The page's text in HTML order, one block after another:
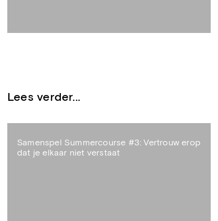
Lees verder...
Samenspel Summercourse #3: Vertrouw erop
dat je elkaar niet verstaat